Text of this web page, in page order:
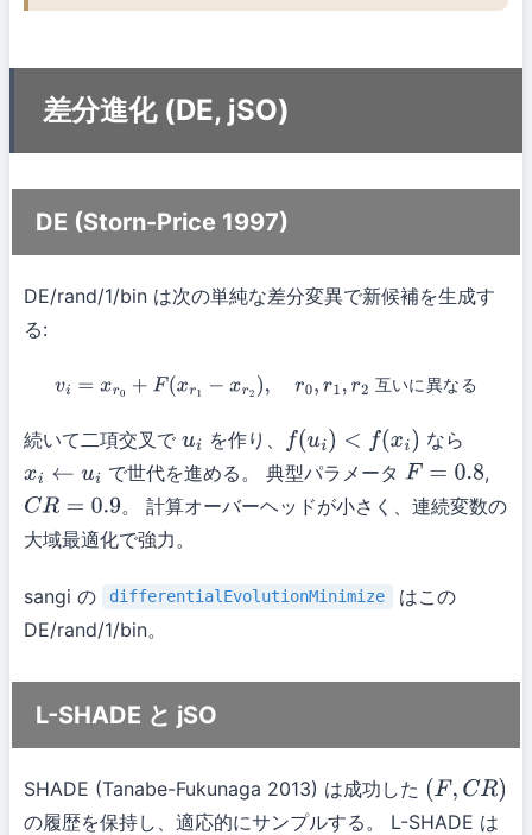
差分進化 (DE, jSO)
DE (Storn-Price 1997)
DE/rand/1/bin は次の単純な差分変異で新候補を生成す
る:
互いに異なる
vi =xr 0+F(xr 1−xr2) ,r0 ,r2互いに異なる
続いて二項交叉で ui を作り、 f(ui)< (x )
なら
xi←ui で世代を進める。 典型パラメータF= 0.8
,
CR= 0.9
。 計算オーバーヘッドが小さく、連続変数の
大域最適化で強力。
sangi の differentialEvolutionMinimize
はこの
DE/rand/1/bin。
L-SHADE と jSO
SHADE (Tanabe-Fukunaga 2013) は成功した (F,C R)
の履歴を保持し、適応的にサンプルする。 L-SHADE は